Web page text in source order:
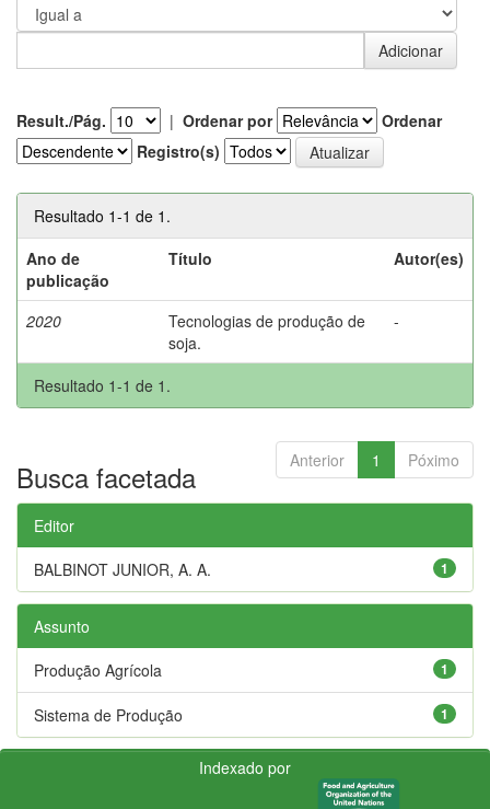
Result./Pág. | Ordenar por
Ordenar
Registro(s)
Resultado 1-1 de 1.
Ano de
publicação
Título Autor(es)
2020
Tecnologias de produção de
soja.
-
Resultado 1-1 de 1.
Anterior 1 Póximo
Busca facetada
Editor
1
BALBINOT JUNIOR, A. A.
Assunto
1
Produção Agrícola
1
Sistema de Produção
Indexado por